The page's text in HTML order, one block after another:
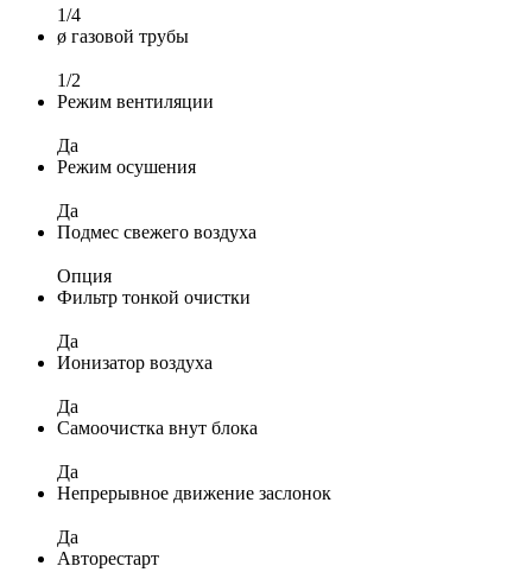
1/4
ø газовой трубы
1/2
Режим вентиляции
Да
Режим осушения
Да
Подмес свежего воздуха
Опция
Фильтр тонкой очистки
Да
Ионизатор воздуха
Да
Самоочистка внут блока
Да
Непрерывное движение заслонок
Да
Авторестарт